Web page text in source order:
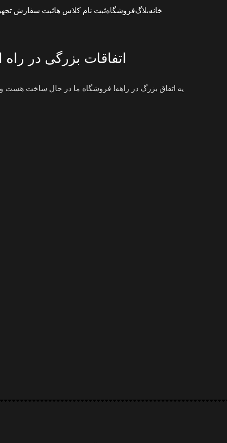
خانهبلاگفروشگاهثبت نام کلاس هاثبت سفارش
اتفاقات بزرگی در
یه اتفاق بزرگ در راهه! فروشگاه ما در حال ساخت هست و